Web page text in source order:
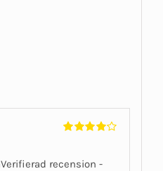
Verifierad recension -